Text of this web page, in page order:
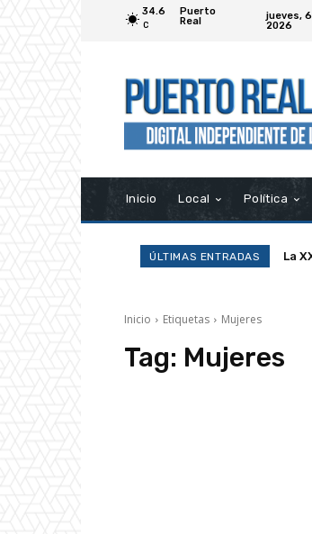
34.6
C
Puerto
Real
jueves,
2026
Inicio Local Política
ÚLTIMAS ENTRADAS La
Inicio Etiquetas Mujeres
Tag: Mujeres